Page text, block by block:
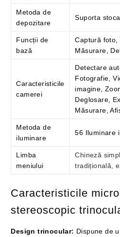
Metoda de
depozitare
Suporta
Funcții de
bază
Captură foto,
Măsurare,
Caracteristicile
camerei
Detectare
Fotografie,
imagine,
Deglosare,
Măsurare,
Metoda de
iluminare
56 Iluminare
Limba
meniului
Chineză
tradițională,
Caracteristicile
stereoscopic
Design trinocular: Dispune de